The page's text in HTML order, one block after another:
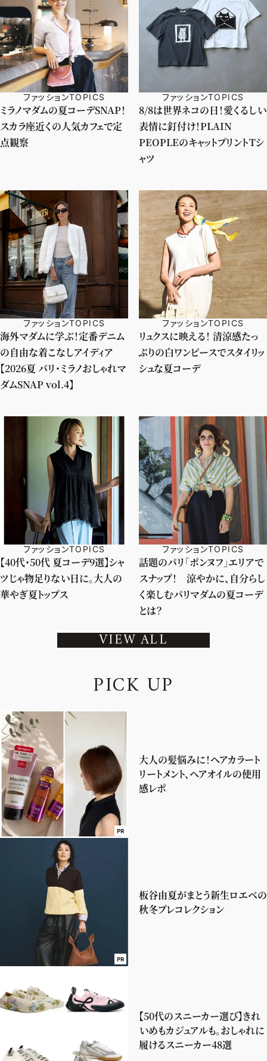
ファッションTOPICS
ミラノマダムの夏コーデSNAP！
スカラ座近くの人気カフェで定
点観察
ファッションTOPICS
8/8は世界ネコの日！愛くるしい
表情に釘付け！PLAIN
PEOPLEのキャットプリントTシ
ャツ
ファッションTOPICS
海外マダムに学ぶ！定番デニム
の自由な着こなしアイディア
【2026夏 パリ・ミラノおしゃれマ
ダムSNAP vol.4】
ファッションTOPICS
リュクスに映える！ 清涼感たっ
ぷりの白ワンピースでスタイリッ
シュな夏コーデ
ファッションTOPICS
【40代・50代 夏コーデ9選】シャ
ツじゃ物足りない日に。大人の
華やぎ夏トップス
ファッションTOPICS
話題のパリ「ポンヌフ」エリアで
スナップ！ 涼やかに、自分らし
く楽しむパリマダムの夏コーデ
とは？
VIEW ALL
PICK UP
PR
大人の髪悩みに！ヘアカラート
リートメント、ヘアオイルの使用
感レポ
PR
板谷由夏がまとう新生ロエベの
秋冬プレコレクション
【50代のスニーカー選び】きれ
いめもカジュアルも。おしゃれに
履けるスニーカー48選